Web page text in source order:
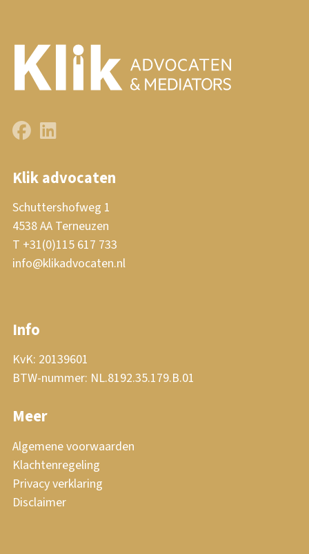
Klik advocaten
Schuttershofweg 1
4538 AA Terneuzen
T +31(0)115 617 733
info@klikadvocaten.nl
Info
KvK: 20139601
BTW-nummer: NL.8192.35.179.B.01
Meer
Algemene voorwaarden
Klachtenregeling
Privacy verklaring
Disclaimer